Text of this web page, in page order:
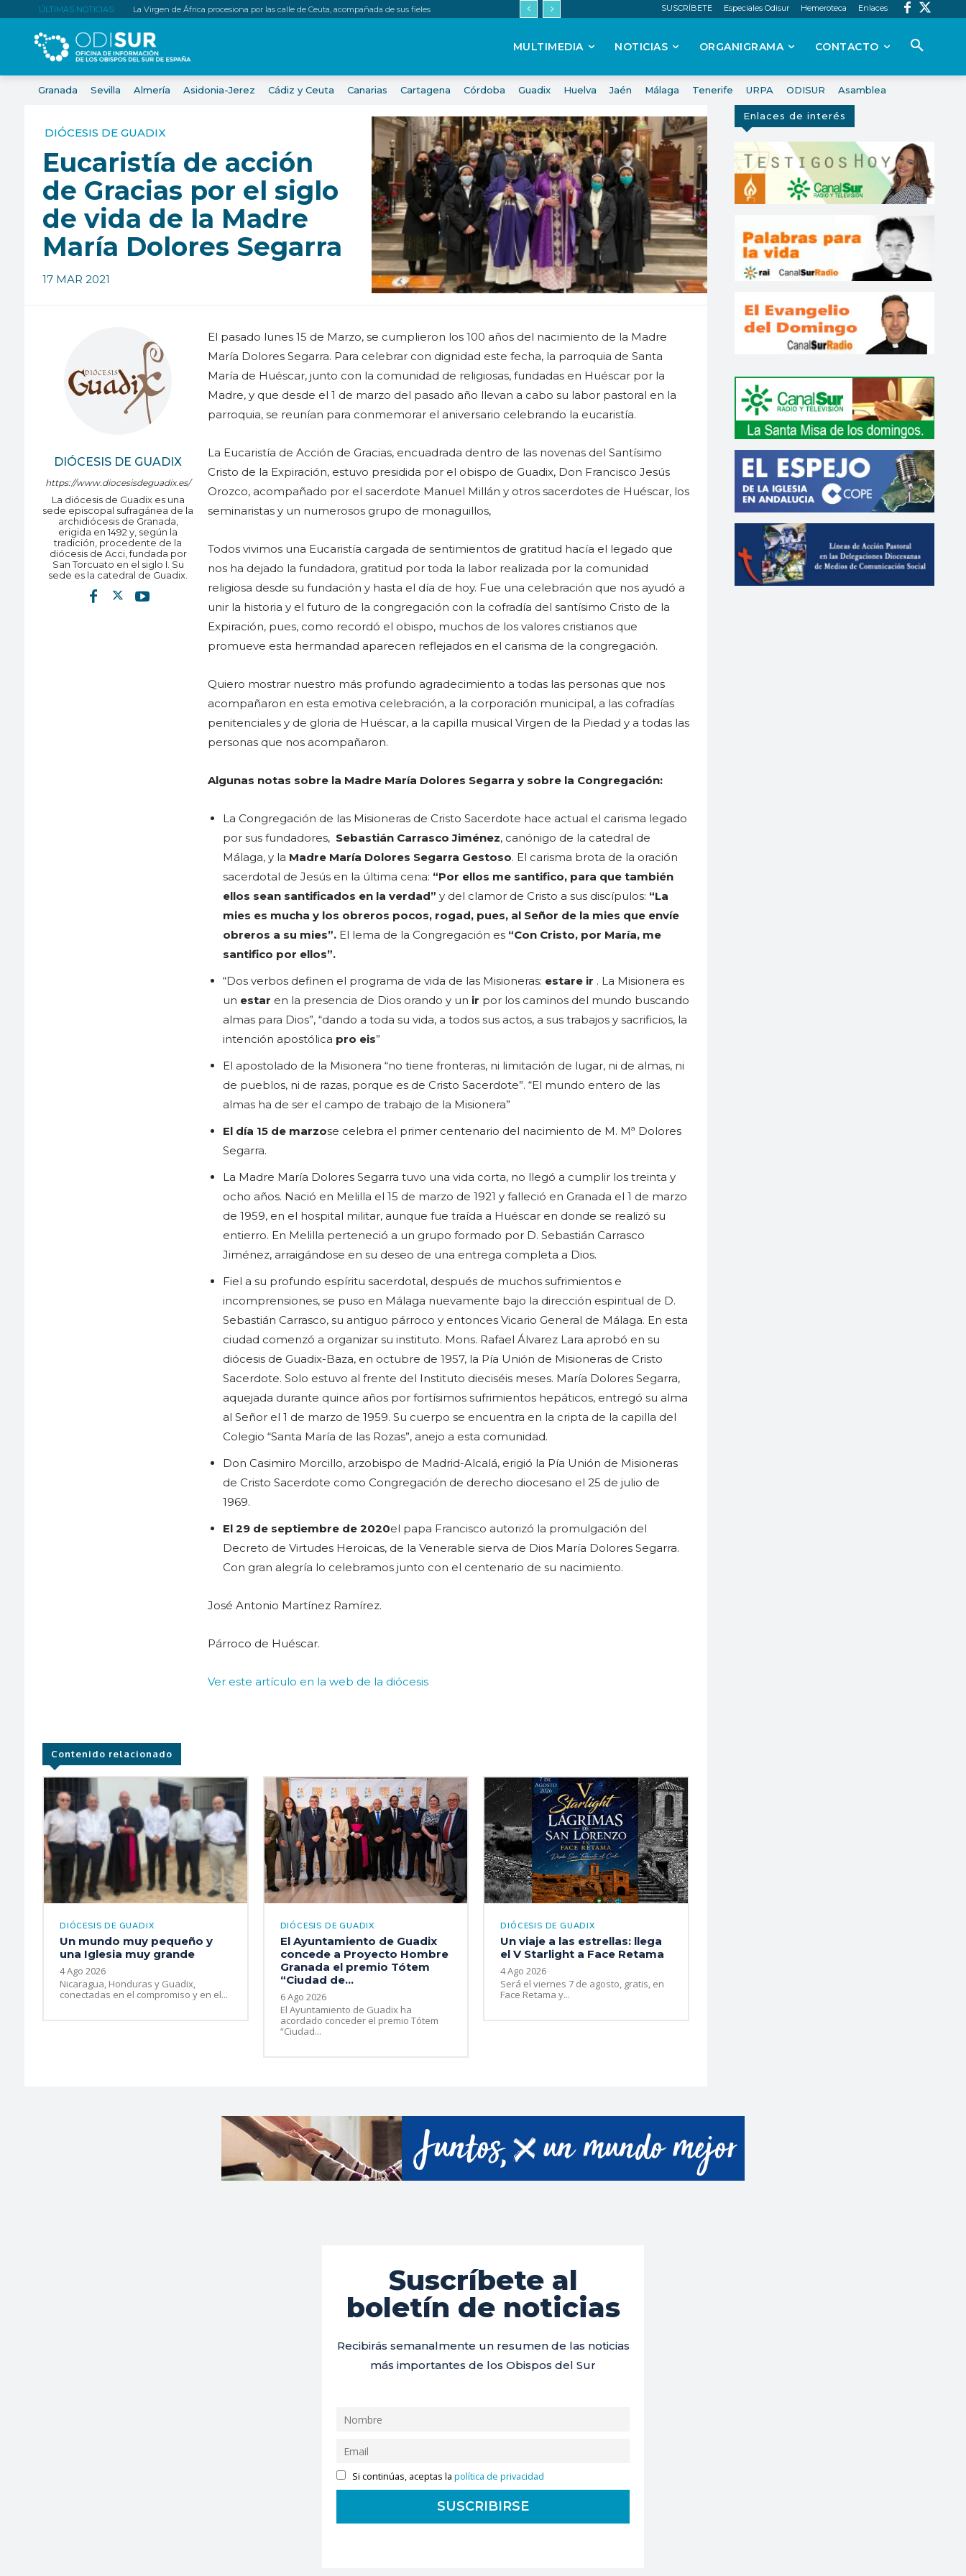
ÚLTIMAS NOTICIAS: La Virgen de África procesiona por las calle de Ceuta, acompañada de sus fieles SUSCRÍBETE Especiales Odisur Hemeroteca Enlaces
MULTIMEDIA NOTICIAS ORGANIGRAMA CONTACTO
Granada Sevilla Almería Asidonia-Jerez Cádiz y Ceuta Canarias Cartagena Córdoba Guadix Huelva Jaén Málaga Tenerife URPA ODISUR Asamblea
DIÓCESIS DE GUADIX
Eucaristía de acción
de Gracias por el siglo
de vida de la Madre
María Dolores Segarra
17 MAR 2021
DIÓCESIS DE GUADIX
https://www.diocesisdeguadix.es/
La diócesis de Guadix es una
sede episcopal sufragánea de la
archidiócesis de Granada,
erigida en 1492 y, según la
tradición, procedente de la
diócesis de Acci, fundada por
San Torcuato en el siglo I. Su
sede es la catedral de Guadix.
El pasado lunes 15 de Marzo, se cumplieron los 100 años del nacimiento de la Madre
María Dolores Segarra. Para celebrar con dignidad este fecha, la parroquia de Santa
María de Huéscar, junto con la comunidad de religiosas, fundadas en Huéscar por la
Madre, y que desde el 1 de marzo del pasado año llevan a cabo su labor pastoral en la
parroquia, se reunían para conmemorar el aniversario celebrando la eucaristía.
La Eucaristía de Acción de Gracias, encuadrada dentro de las novenas del Santísimo
Cristo de la Expiración, estuvo presidida por el obispo de Guadix, Don Francisco Jesús
Orozco, acompañado por el sacerdote Manuel Millán y otros sacerdotes de Huéscar, los
seminaristas y un numerosos grupo de monaguillos,
Todos vivimos una Eucaristía cargada de sentimientos de gratitud hacía el legado que
nos ha dejado la fundadora, gratitud por toda la labor realizada por la comunidad
religiosa desde su fundación y hasta el día de hoy. Fue una celebración que nos ayudó a
unir la historia y el futuro de la congregación con la cofradía del santísimo Cristo de la
Expiración, pues, como recordó el obispo, muchos de los valores cristianos que
promueve esta hermandad aparecen reflejados en el carisma de la congregación.
Quiero mostrar nuestro más profundo agradecimiento a todas las personas que nos
acompañaron en esta emotiva celebración, a la corporación municipal, a las cofradías
penitenciales y de gloria de Huéscar, a la capilla musical Virgen de la Piedad y a todas las
personas que nos acompañaron.
Algunas notas sobre la Madre María Dolores Segarra y sobre la Congregación:
La Congregación de las Misioneras de Cristo Sacerdote hace actual el carisma legado
por sus fundadores, Sebastián Carrasco Jiménez, canónigo de la catedral de
Málaga, y la Madre María Dolores Segarra Gestoso. El carisma brota de la oración
sacerdotal de Jesús en la última cena: “Por ellos me santifico, para que también
ellos sean santificados en la verdad” y del clamor de Cristo a sus discípulos: “La
mies es mucha y los obreros pocos, rogad, pues, al Señor de la mies que envíe
obreros a su mies”. El lema de la Congregación es “Con Cristo, por María, me
santifico por ellos”.
“Dos verbos definen el programa de vida de las Misioneras: estare ir . La Misionera es
un estar en la presencia de Dios orando y un ir por los caminos del mundo buscando
almas para Dios”, “dando a toda su vida, a todos sus actos, a sus trabajos y sacrificios, la
intención apostólica pro eis”
El apostolado de la Misionera “no tiene fronteras, ni limitación de lugar, ni de almas, ni
de pueblos, ni de razas, porque es de Cristo Sacerdote”. “El mundo entero de las
almas ha de ser el campo de trabajo de la Misionera”
El día 15 de marzose celebra el primer centenario del nacimiento de M. Mª Dolores
Segarra.
La Madre María Dolores Segarra tuvo una vida corta, no llegó a cumplir los treinta y
ocho años. Nació en Melilla el 15 de marzo de 1921 y falleció en Granada el 1 de marzo
de 1959, en el hospital militar, aunque fue traída a Huéscar en donde se realizó su
entierro. En Melilla perteneció a un grupo formado por D. Sebastián Carrasco
Jiménez, arraigándose en su deseo de una entrega completa a Dios.
Fiel a su profundo espíritu sacerdotal, después de muchos sufrimientos e
incomprensiones, se puso en Málaga nuevamente bajo la dirección espiritual de D.
Sebastián Carrasco, su antiguo párroco y entonces Vicario General de Málaga. En esta
ciudad comenzó a organizar su instituto. Mons. Rafael Álvarez Lara aprobó en su
diócesis de Guadix-Baza, en octubre de 1957, la Pía Unión de Misioneras de Cristo
Sacerdote. Solo estuvo al frente del Instituto dieciséis meses. María Dolores Segarra,
aquejada durante quince años por fortísimos sufrimientos hepáticos, entregó su alma
al Señor el 1 de marzo de 1959. Su cuerpo se encuentra en la cripta de la capilla del
Colegio “Santa María de las Rozas”, anejo a esta comunidad.
Don Casimiro Morcillo, arzobispo de Madrid-Alcalá, erigió la Pía Unión de Misioneras
de Cristo Sacerdote como Congregación de derecho diocesano el 25 de julio de
1969.
El 29 de septiembre de 2020el papa Francisco autorizó la promulgación del
Decreto de Virtudes Heroicas, de la Venerable sierva de Dios María Dolores Segarra.
Con gran alegría lo celebramos junto con el centenario de su nacimiento.
José Antonio Martínez Ramírez.
Párroco de Huéscar.
Ver este artículo en la web de la diócesis
Contenido relacionado
DIÓCESIS DE GUADIX
Un mundo muy pequeño y
una Iglesia muy grande
4 Ago 2026
Nicaragua, Honduras y Guadix,
conectadas en el compromiso y en el...
DIÓCESIS DE GUADIX
El Ayuntamiento de Guadix
concede a Proyecto Hombre
Granada el premio Tótem
“Ciudad de...
6 Ago 2026
El Ayuntamiento de Guadix ha
acordado conceder el premio Tótem
“Ciudad...
DIÓCESIS DE GUADIX
Un viaje a las estrellas: llega
el V Starlight a Face Retama
4 Ago 2026
Será el viernes 7 de agosto, gratis, en
Face Retama y...
Enlaces de interés
Suscríbete al
boletín de noticias
Recibirás semanalmente un resumen de las noticias
más importantes de los Obispos del Sur
Si continúas, aceptas lapolítica de privacidad